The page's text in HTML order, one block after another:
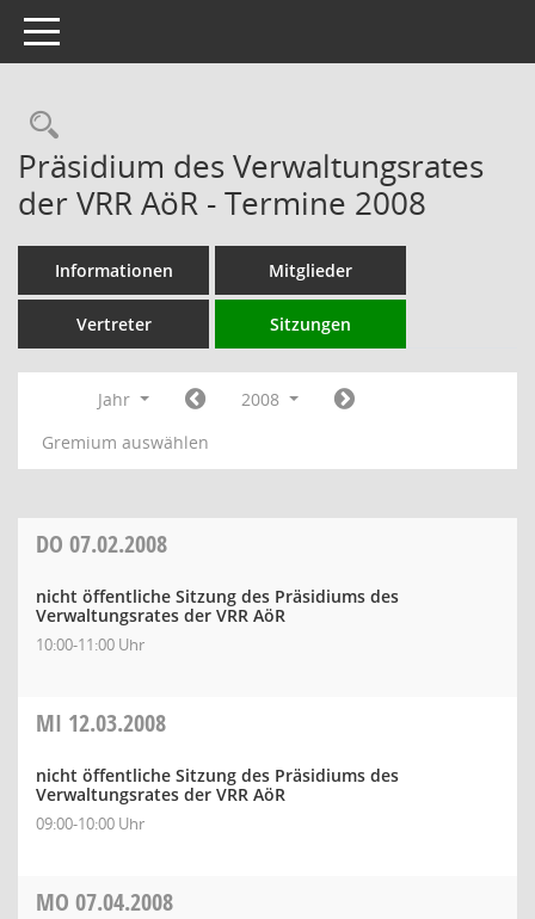
Toggle navigation
Rechercheauswahl
Präsidium des Verwaltungsrates
der VRR AöR - Termine 2008
Informationen Mitglieder
Vertreter Sitzungen
Jahr
2008
Gremium auswählen
DO 07.02.2008
nicht öffentliche Sitzung des Präsidiums des
Verwaltungsrates der VRR AöR
10:00-11:00 Uhr
MI 12.03.2008
nicht öffentliche Sitzung des Präsidiums des
Verwaltungsrates der VRR AöR
09:00-10:00 Uhr
MO 07.04.2008